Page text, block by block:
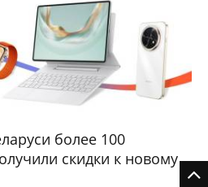
более 100
скидки к новому